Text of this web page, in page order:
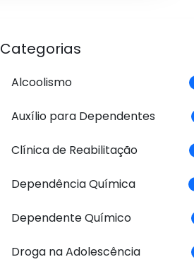
Categorias
Alcoolismo
Auxílio para Dependentes
Clínica de Reabilitação
Dependência Química
Dependente Químico
Droga na Adolescência